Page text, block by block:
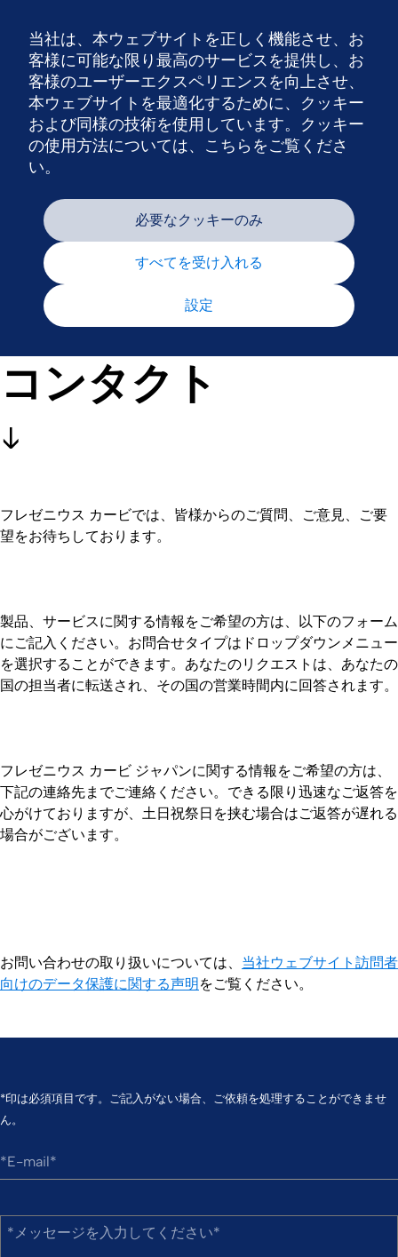
コンタクト
フレゼニウス カービでは、皆様からのご質問、ご意見、ご要
望をお待ちしております。
製品、サービスに関する情報をご希望の方は、以下のフォーム
にご記入ください。お問合せタイプはドロップダウンメニュー
を選択することができます。あなたのリクエストは、あなたの
国の担当者に転送され、その国の営業時間内に回答されます。
フレゼニウス カービ ジャパンに関する情報をご希望の方は、
下記の連絡先までご連絡ください。できる限り迅速なご返答を
心がけておりますが、土日祝祭日を挟む場合はご返答が遅れる
場合がございます。
お問い合わせの取り扱いについては、 当社ウェブサイト訪問者
向けのデータ保護に関する声明をご覧ください。
*印は必須項目です。ご記入がない場合、ご依頼を処理することができませ
ん。
*E-mail
*メッセージを入力してください
当社は、本ウェブサイトを正しく機能させ、お
客様に可能な限り最高のサービスを提供し、お
客様のユーザーエクスペリエンスを向上させ、
本ウェブサイトを最適化するために、クッキー
および同様の技術を使用しています。クッキー
の使用方法については、こちらをご覧くださ
い。
必要なクッキーのみ
すべてを受け入れる
設定